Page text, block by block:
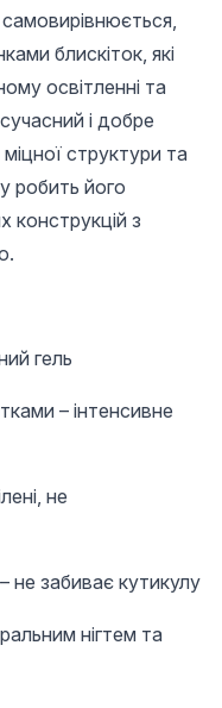
блискіток, які
освітленні та
і добре
структури та
робить його
конструкцій з
гель
– інтенсивне
не
не забиває кутикулу
нігтем та